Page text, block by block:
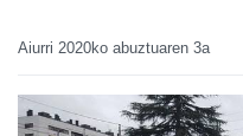
Aiurri 2020ko abuztuaren 3a